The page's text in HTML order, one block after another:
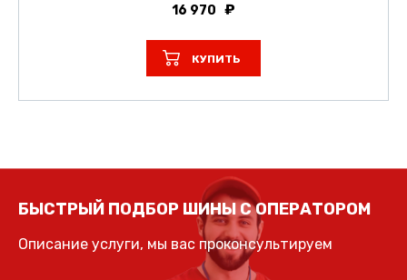
16 970
КУПИТЬ
БЫСТРЫЙ ПОДБОР ШИНЫ С ОПЕРАТОРОМ
Описание услуги, мы вас проконсультируем